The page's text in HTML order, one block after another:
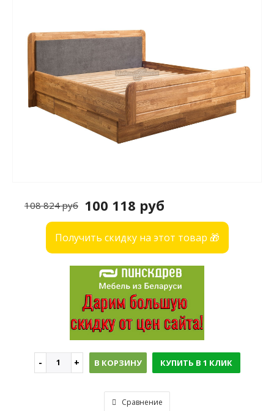
100 118 руб
108 824 руб
Получить скидку на этот товар 🎁
В КОРЗИНУ КУПИТЬ В 1 КЛИК
Сравнение